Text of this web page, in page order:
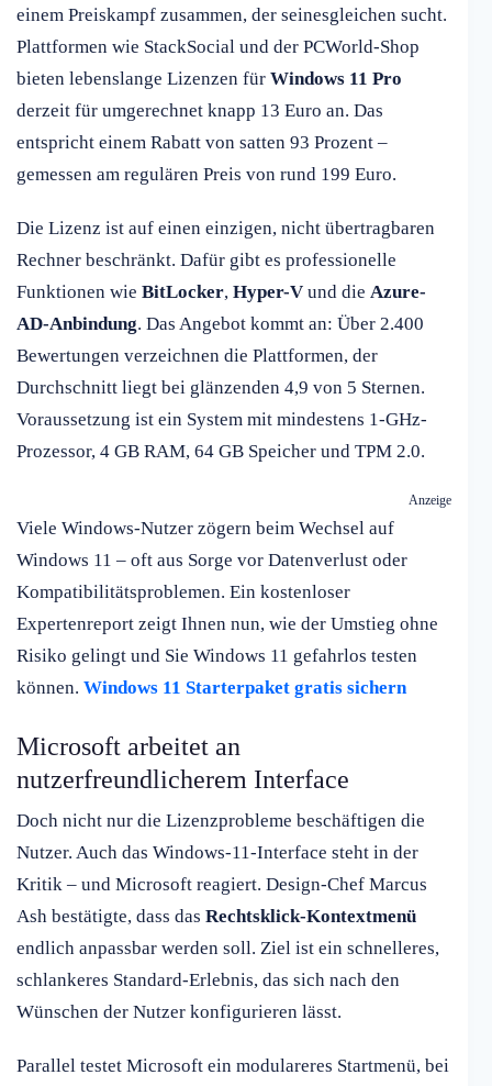
einem Preiskampf zusammen, der seinesgleichen sucht.
Plattformen wie StackSocial und der PCWorld-Shop
bieten lebenslange Lizenzen für Windows 11 Pro
derzeit für umgerechnet knapp 13 Euro an. Das
entspricht einem Rabatt von satten 93 Prozent –
gemessen am regulären Preis von rund 199 Euro.
Die Lizenz ist auf einen einzigen, nicht übertragbaren
Rechner beschränkt. Dafür gibt es professionelle
Funktionen wie BitLocker, Hyper-V und die Azure-
AD-Anbindung. Das Angebot kommt an: Über 2.400
Bewertungen verzeichnen die Plattformen, der
Durchschnitt liegt bei glänzenden 4,9 von 5 Sternen.
Voraussetzung ist ein System mit mindestens 1-GHz-
Prozessor, 4 GB RAM, 64 GB Speicher und TPM 2.0.
Anzeige
Viele Windows-Nutzer zögern beim Wechsel auf
Windows 11 – oft aus Sorge vor Datenverlust oder
Kompatibilitätsproblemen. Ein kostenloser
Expertenreport zeigt Ihnen nun, wie der Umstieg ohne
Risiko gelingt und Sie Windows 11 gefahrlos testen
können. Windows 11 Starterpaket gratis sichern
Microsoft arbeitet an
nutzerfreundlicherem Interface
Doch nicht nur die Lizenzprobleme beschäftigen die
Nutzer. Auch das Windows-11-Interface steht in der
Kritik – und Microsoft reagiert. Design-Chef Marcus
Ash bestätigte, dass das Rechtsklick-Kontextmenü
endlich anpassbar werden soll. Ziel ist ein schnelleres,
schlankeres Standard-Erlebnis, das sich nach den
Wünschen der Nutzer konfigurieren lässt.
Parallel testet Microsoft ein modulareres Startmenü, bei